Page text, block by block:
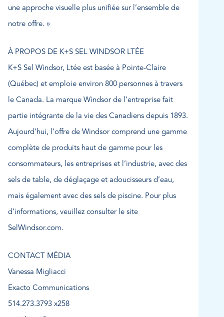
une approche visuelle plus unifiée sur l’ensemble de
notre offre. »
À PROPOS DE K+S SEL WINDSOR LTÉE
K+S Sel Windsor, Ltée est basée à Pointe-Claire
(Québec) et emploie environ 800 personnes à travers
le Canada. La marque Windsor de l’entreprise fait
partie intégrante de la vie des Canadiens depuis 1893.
Aujourd’hui, l’offre de Windsor comprend une gamme
complète de produits haut de gamme pour les
consommateurs, les entreprises et l’industrie, avec des
sels de table, de déglaçage et adoucisseurs d’eau,
mais également avec des sels de piscine. Pour plus
d’informations, veuillez consulter le site
SelWindsor.com.
CONTACT MÉDIA
Vanessa Migliacci
Exacto Communications
514.273.3793 x258